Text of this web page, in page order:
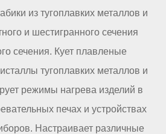
из тугоплавких металлов и
и шестигранного сечения
сечения. Кует плавленые
тугоплавких металлов и
режимы нагрева изделий в
печах и устройствах
Настраивает различные